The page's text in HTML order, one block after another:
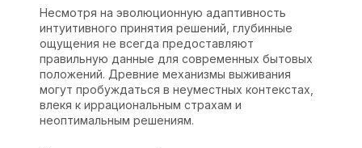
Несмотря на эволюционную адаптивность
интуитивного принятия решений, глубинные
ощущения не всегда предоставляют
правильную данные для современных бытовых
положений. Древние механизмы выживания
могут пробуждаться в неуместных контекстах,
влекя к иррациональным страхам и
неоптимальным решениям.